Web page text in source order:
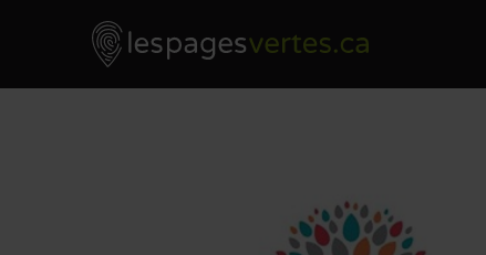
Skip to contentLes Pages Vertes - Go to homepage